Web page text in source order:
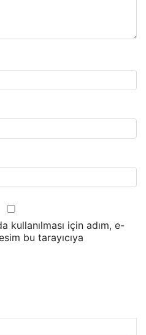
kullanılması için adım, e-
bu tarayıcıya